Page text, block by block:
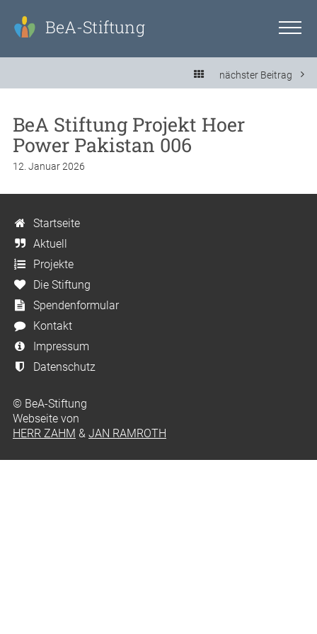
BeA-Stiftung
nächster Beitrag
BeA Stiftung Projekt Hoer
Power Pakistan 006
12. Januar 2026
Startseite
Aktuell
Projekte
Die Stiftung
Spendenformular
Kontakt
Impressum
Datenschutz
© BeA-Stiftung
Webseite von
HERR ZAHM & JAN RAMROTH